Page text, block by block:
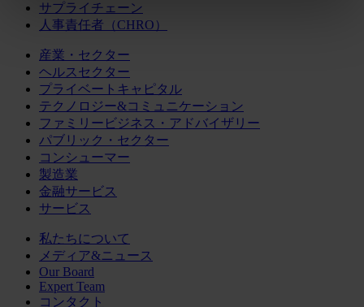
サプライチェーン
人事責任者（CHRO）
産業・セクター
ヘルスセクター
プライベートキャピタル
テクノロジー&コミュニケーション
ファミリービジネス・アドバイザリー
パブリック・セクター
コンシューマー
製造業
金融サービス
サービス
私たちについて
メディア&ニュース
Our Board
Expert Team
コンタクト